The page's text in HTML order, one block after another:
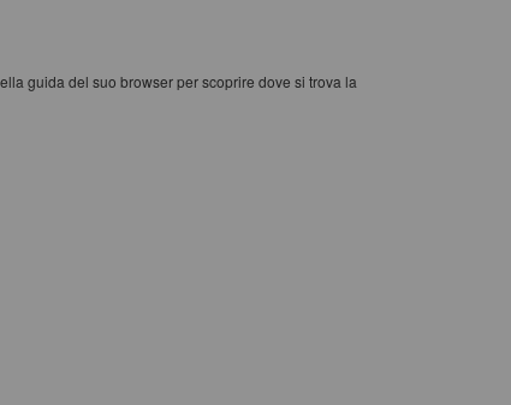
guida del suo browser per scoprire dove si trova la